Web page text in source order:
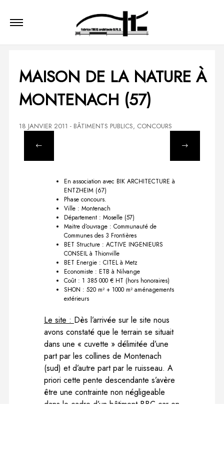
MAISON DE LA NATURE À
MONTENACH (57)
18 JANVIER 2011 - BÂTIMENTS PUBLICS, CONCOURS
En association avec BIK ARCHITECTURE à
ENTZHEIM (67)
Phase concours.
Ville : Montenach
Département : Moselle (57)
Maitre d’ouvrage : Communauté de
Communes des 3 Frontières
BET Structure : ACTIVE INGENIEURS
CONSEIL à Thionville
BET Energie : CITEL à Metz
Economiste : ETB à Nilvange
Coût : 1 385 000 € HT (hors honoraires)
SHON : 520 m² + 1000 m² aménagements
extérieurs
Le site : Dès l’arrivée sur le site nous
avons constaté que le terrain se situait
dans une « cuvette » délimitée d’une
part par les collines de Montenach
(sud) et d’autre part par le ruisseau. A
priori cette pente descendante s’avère
être une contrainte non négligeable
dans le cadre d’un bâtiment BBC car en